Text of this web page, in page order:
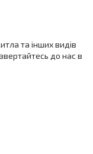
та інших видів
до нас в